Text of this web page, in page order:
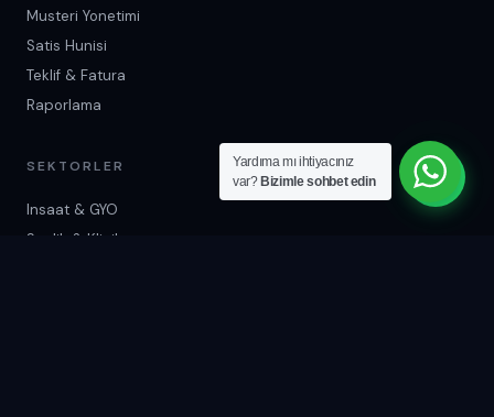
Musteri Yonetimi
Satis Hunisi
Teklif & Fatura
Raporlama
SEKTORLER
Insaat & GYO
Saglik & Klinik
Yardıma mı ihtiyacınız
var? Bizimle sohbet edin